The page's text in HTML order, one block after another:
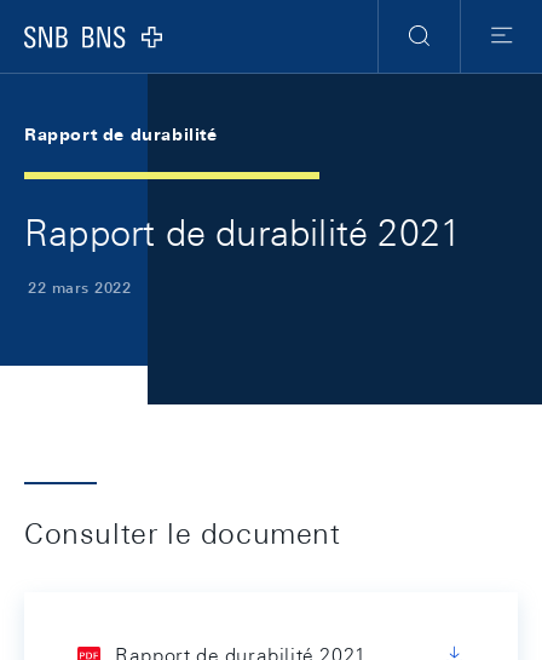
Logo
RechercheMenu
Rapport de durabilité
Rapport de durabilité 2021
22 mars 2022
Consulter le document